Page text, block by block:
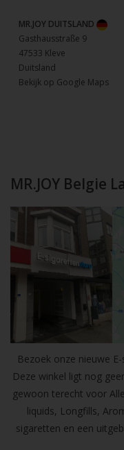
MR.JOY DUITSLAND
Gasthausstraße 9
47533 Kleve
Duitsland
Bekijk op Google Maps
MR.JOY Belgie
Bezoek onze nieuwe
Deze winkel ligt nog
gewoon terecht voor
liquids, Longfills,
sigaretten en een